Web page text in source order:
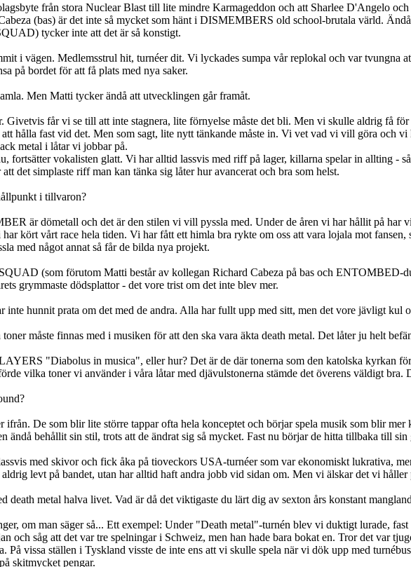
från stora Nuclear Blast till lite mindre Karmageddon och att Sharlee D'Angelo
(bas) är det inte så mycket som hänt i DISMEMBERS old school-brutala värld.
tycker inte att det är så konstigt.
i vägen. Medlemsstrul hit, turnéer dit. Vi lyckades sumpa vår replokal och var tvungna
på bordet för att få plats med nya saker.
Men Matti tycker ändå att utvecklingen går framåt.
Givetvis får vi se till att inte stagnera, lite förnyelse måste det bli. Men vi skulle aldrig få
hålla fast vid det. Men som sagt, lite nytt tänkande måste in. Vi vet vad vi vill göra och
metal i låtar vi jobbar på.
fortsätter vokalisten glatt. Vi har alltid lassvis med riff på lager, killarna spelar in allting -
det simplaste riff man kan tänka sig låter hur avancerat och bra som helst.
i tillvaron?
är dömetall och det är den stilen vi vill pyssla med. Under de åren vi har hållit på har
kört vårt race hela tiden. Vi har fått ett himla bra rykte om oss att vara lojala mot
med något annat så får de bilda nya projekt.
(som förutom Matti består av kollegan Richard Cabeza på bas och ENTOMBED-
grymmaste dödsplattor - det vore trist om det inte blev mer.
hunnit prata om det med de andra. Alla har fullt upp med sitt, men det vore jävligt kul
måste finnas med i musiken för att den ska vara äkta death metal. Det låter ju helt
"Diabolus in musica", eller hur? Det är de där tonerna som den katolska kyrkan
vilka toner vi använder i våra låtar med djävulstonerna stämde det överens väldigt
ifrån. De som blir lite större tappar ofta hela konceptet och börjar spela musik som blir
behållit sin stil, trots att de ändrat sig så mycket. Fast nu börjar de hitta tillbaka till
med skivor och fick åka på tioveckors USA-turnéer som var ekonomiskt lukrativa,
levt på bandet, utan har alltid haft andra jobb vid sidan om. Men vi älskar det vi håller
death metal halva livet. Vad är då det viktigaste du lärt dig av sexton års konstant
om man säger så... Ett exempel: Under "Death metal"-turnén blev vi duktigt lurade,
och såg att det var tre spelningar i Schweiz, men han hade bara bokat en. Tror det var
På vissa ställen i Tyskland visste de inte ens att vi skulle spela när vi dök upp med
skitmycket pengar.